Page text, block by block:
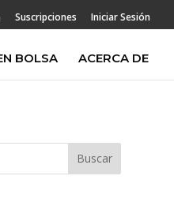
Suscripciones Iniciar Sesión
BOLSA ACERCA DE